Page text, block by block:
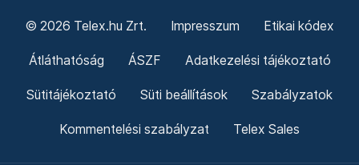
© 2026 Telex.hu Zrt. Impresszum Etikai kódex
Átláthatóság ÁSZF Adatkezelési tájékoztató
Sütitájékoztató Süti beállítások Szabályzatok
Kommentelési szabályzat Telex Sales